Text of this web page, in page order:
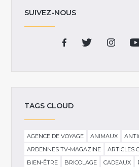
SUIVEZ-NOUS
TAGS CLOUD
AGENCE DE VOYAGE ANIMAUX
ARDENNES TV-MAGAZINE
ARTICLES
BIEN-ÊTRE
BRICOLAGE CADEAUX